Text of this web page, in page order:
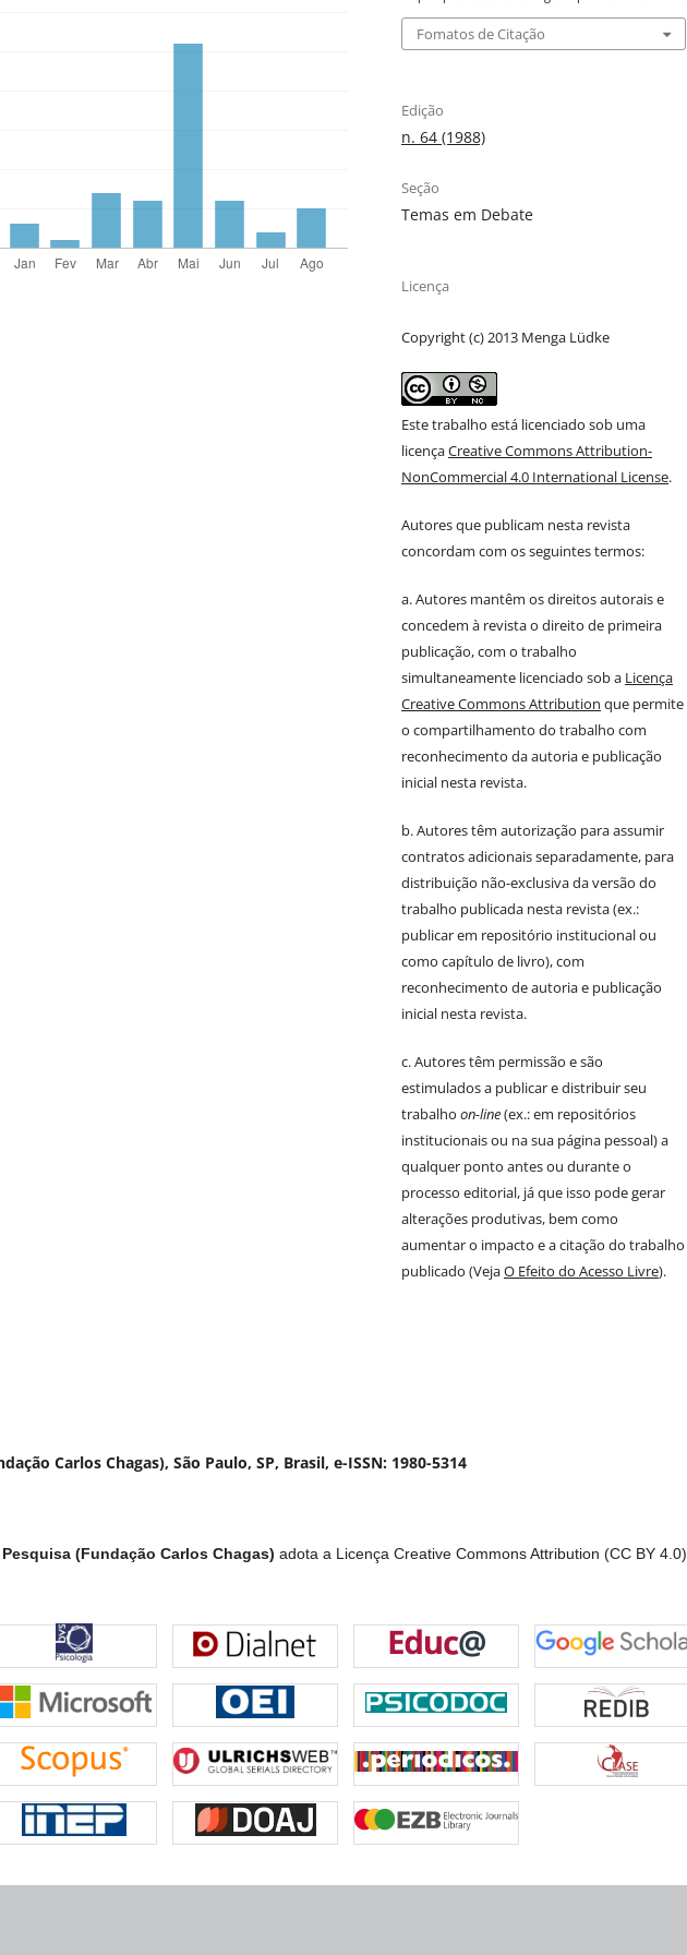
Fomatos de Citação
Edição
n. 64 (1988)
Seção
Temas em Debate
Licença
Copyright (c) 2013 Menga Lüdke
Este trabalho está licenciado sob uma
licençaCreative Commons Attribution-
NonCommercial 4.0 International License.
Autores que publicam nesta revista
concordam com os seguintes termos:
a. Autores mantêm os direitos autorais e
concedem à revista o direito de primeira
publicação, com o trabalho
simultaneamente licenciado sob a Licença
Creative Commons Attribution que permite
o compartilhamento do trabalho com
reconhecimento da autoria e publicação
inicial nesta revista.
b. Autores têm autorização para assumir
contratos adicionais separadamente, para
distribuição não-exclusiva da versão do
trabalho publicada nesta revista (ex.:
publicar em repositório institucional ou
como capítulo de livro), com
reconhecimento de autoria e publicação
inicial nesta revista.
c. Autores têm permissão e são
estimulados a publicar e distribuir seu
trabalhoon-line(ex.: em repositórios
institucionais ou na sua página pessoal) a
qualquer ponto antes ou durante o
processo editorial, já que isso pode gerar
alterações produtivas, bem como
aumentar o impacto e a citação do trabalho
publicado (VejaO Efeito do Acesso Livre).
Carlos Chagas), São Paulo, SP, Brasil, e-ISSN: 1980-5314
(Fundação Carlos Chagas) adota a Licença Creative Commons Attribution (CC BY 4.0).